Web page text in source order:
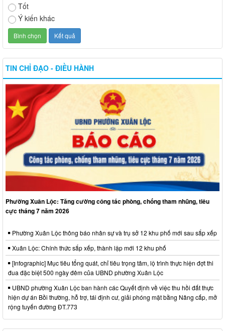
Tốt
Ý kiến khác
TIN CHỈ ĐẠO - ĐIỀU HÀNH
Phường Xuân Lộc: Tăng cường công tác phòng, chống tham nhũng, tiêu
cực tháng 7 năm 2026
Phường Xuân Lộc thông báo nhân sự và trụ sở 12 khu phố mới sau sắp xếp
Xuân Lộc: Chính thức sắp xếp, thành lập mới 12 khu phố
[Infographic] Mục tiêu tổng quát, chỉ tiêu trọng tâm, lộ trình thực hiện đợt thi
đua đặc biệt 500 ngày đêm của UBND phường Xuân Lộc
UBND phường Xuân Lộc ban hành các Quyết định về việc thu hồi đất thực
hiện dự án Bồi thường, hỗ trợ, tái định cư, giải phóng mặt bằng Nâng cấp, mở
rộng tuyến đường ĐT.773